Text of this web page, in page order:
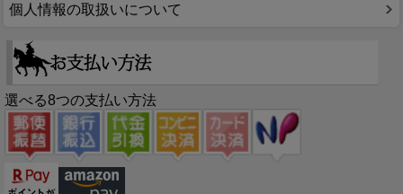
個人情報の取扱いについて
選べる8つの支払い方法